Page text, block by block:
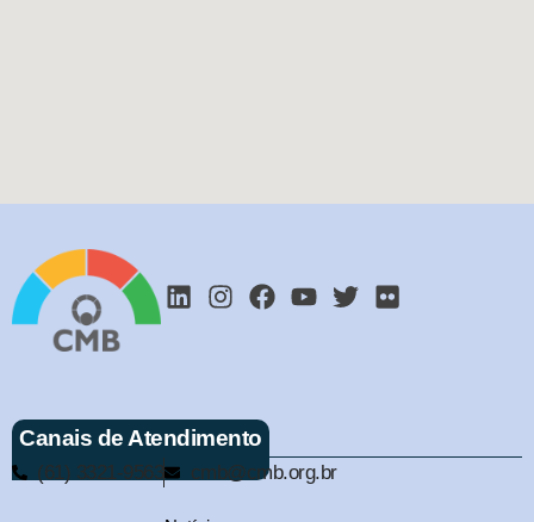
Canais de Atendimento
(61) 3321-9563 cmb@cmb.org.br